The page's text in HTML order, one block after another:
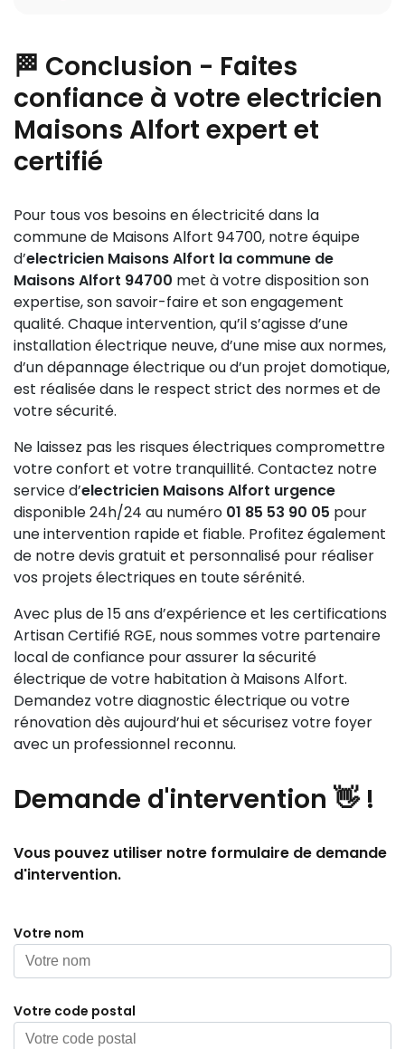
sol, évitant ainsi tout choc électrique. La vérification
régulière de ces dispositifs est primordiale. Notre
équipe réalise systématiquement ces contrôles et
remplace les composants obsolètes pour garantir la
sécurité maximale.
éviter tout risque. Contactez ensuite notre service
d’electricien urgence Maisons Alfortdisponible
24h/24 au numéro 01 85 53 90 05. Nous intervenons
rapidement pour diagnostiquer et réparer la panne,
que ce soit un disjoncteur qui saute, une prise
défaillante ou un court-circuit. Ne tentez jamais de
🏁 Conclusion - Faites
confiance à votre electricien
Maisons Alfort expert et
certifié
Pour tous vos besoins en électricité dans la
commune de Maisons Alfort 94700, notre équipe
d’electricien Maisons Alfort la commune de
Maisons Alfort 94700 met à votre disposition son
expertise, son savoir-faire et son engagement
qualité. Chaque intervention, qu’il s’agisse d’une
installation électrique neuve, d’une mise aux normes,
d’un dépannage électrique ou d’un projet domotique,
est réalisée dans le respect strict des normes et de
votre sécurité.
Ne laissez pas les risques électriques compromettre
votre confort et votre tranquillité. Contactez notre
service d’electricien Maisons Alfort urgence
disponible 24h/24 au numéro 01 85 53 90 05 pour
une intervention rapide et fiable. Profitez également
de notre devis gratuit et personnalisé pour réaliser
vos projets électriques en toute sérénité.
Avec plus de 15 ans d’expérience et les certifications
Artisan Certifié RGE, nous sommes votre partenaire
local de confiance pour assurer la sécurité
électrique de votre habitation à Maisons Alfort.
Demandez votre diagnostic électrique ou votre
rénovation dès aujourd’hui et sécurisez votre foyer
avec un professionnel reconnu.
Demande d'intervention 👋 !
Vous pouvez utiliser notre formulaire de demande
d'intervention.
Votre nom
Votre code postal